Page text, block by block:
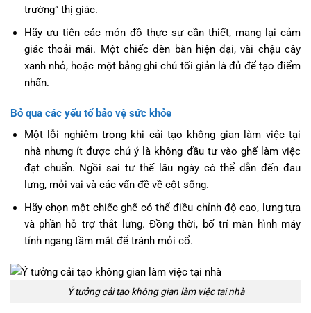
trường” thị giác.
Hãy ưu tiên các món đồ thực sự cần thiết, mang lại cảm
giác thoải mái. Một chiếc đèn bàn hiện đại, vài chậu cây
xanh nhỏ, hoặc một bảng ghi chú tối giản là đủ để tạo điểm
nhấn.
Bỏ qua các yếu tố bảo vệ sức khỏe
Một lỗi nghiêm trọng khi cải tạo không gian làm việc tại
nhà nhưng ít được chú ý là không đầu tư vào ghế làm việc
đạt chuẩn. Ngồi sai tư thế lâu ngày có thể dẫn đến đau
lưng, mỏi vai và các vấn đề về cột sống.
Hãy chọn một chiếc ghế có thể điều chỉnh độ cao, lưng tựa
và phần hỗ trợ thắt lưng. Đồng thời, bố trí màn hình máy
tính ngang tầm mắt để tránh mỏi cổ.
Ý tưởng cải tạo không gian làm việc tại nhà